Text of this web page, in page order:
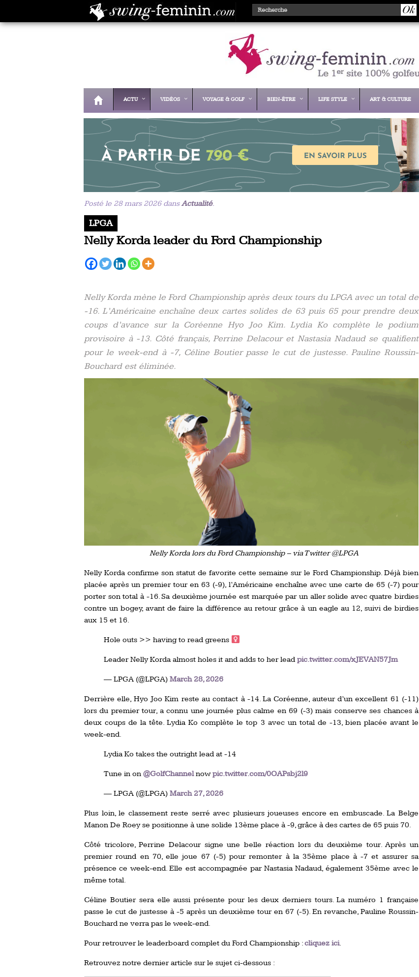
ACTU VIDÉOS VOYAGE & GOLF BIEN-ÊTRE LIFE STYLE ART & CULTURE
Posté le 28 mars 2026 dansActualité.
LPGA
Nelly Korda leader du Ford Championship
Nelly Korda mène le Ford Championship après deux tours du LPGA avec un total de
-16. L’Américaine enchaîne deux cartes solides de 63 puis 65 pour prendre deux
coups d’avance sur la Coréenne Hyo Joo Kim. Lydia Ko complète le podium
provisoire à -13. Côté français, Perrine Delacour et Nastasia Nadaud se qualifient
pour le week-end à -7, Céline Boutier passe le cut de justesse. Pauline Roussin-
Bouchard est éliminée.
Nelly Korda lors du Ford Championship – via Twitter @LPGA
Nelly Korda confirme son statut de favorite cette semaine sur le Ford Championship. Déjà bien
placée après un premier tour en 63 (-9), l’Américaine enchaîne avec une carte de 65 (-7) pour
porter son total à -16. Sa deuxième journée est marquée par un aller solide avec quatre birdies
contre un bogey, avant de faire la différence au retour grâce à un eagle au 12, suivi de birdies
aux 15 et 16.
Hole outs >> having to read greens ‍
Leader Nelly Korda almost holes it and adds to her lead pic.twitter.com/xJEVAN57Jm
— LPGA (@LPGA) March 28, 2026
Derrière elle, Hyo Joo Kim reste au contact à -14. La Coréenne, auteur d’un excellent 61 (-11)
lors du premier tour, a connu une journée plus calme en 69 (-3) mais conserve ses chances à
deux coups de la tête. Lydia Ko complète le top 3 avec un total de -13, bien placée avant le
week-end.
Lydia Ko takes the outright lead at -14
Tune in on @GolfChannelnowpic.twitter.com/0OAPsbj2l9
— LPGA (@LPGA) March 27, 2026
Plus loin, le classement reste serré avec plusieurs joueuses encore en embuscade. La Belge
Manon De Roey se positionne à une solide 13ème place à -9, grâce à des cartes de 65 puis 70.
Côté tricolore, Perrine Delacour signe une belle réaction lors du deuxième tour. Après un
premier round en 70, elle joue 67 (-5) pour remonter à la 35ème place à -7 et assurer sa
présence ce week-end. Elle est accompagnée par Nastasia Nadaud, également 35ème avec le
même total.
Céline Boutier sera elle aussi présente pour les deux derniers tours. La numéro 1 française
passe le cut de justesse à -5 après un deuxième tour en 67 (-5). En revanche, Pauline Roussin-
Bouchard ne verra pas le week-end.
Pour retrouver le leaderboard complet du Ford Championship :cliquez ici.
Retrouvez notre dernier article sur le sujet ci-dessous :